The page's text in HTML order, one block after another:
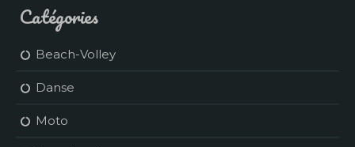
Catégories
Beach-Volley
Danse
Moto